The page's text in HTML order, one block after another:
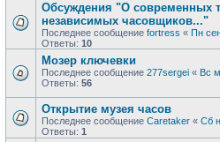
Обсуждения "О современных
независимых часовщиков..."
Последнее сообщение fortress « Пн
Ответы: 10
Мозер ключевки
Последнее сообщение 277sergei « Вс
Ответы: 56
Открытие музея часов
Последнее сообщение Caretaker « Сб
Ответы: 1